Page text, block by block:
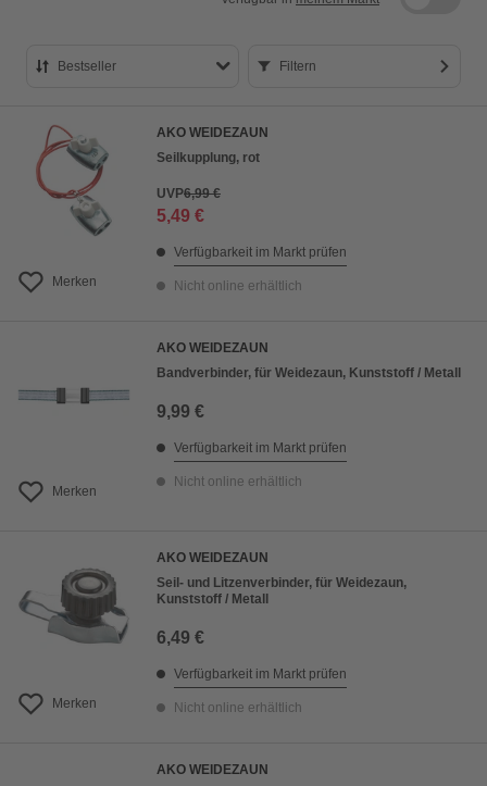
Bestseller
Preis aufsteigend
Preis absteigend
Bewertung
Filtern
Merken
AKO WEIDEZAUN
Seilkupplung, rot
UVP6,99 €
5,49 €
Verfügbarkeit im Markt prüfen
Nicht online erhältlich
Merken
AKO WEIDEZAUN
Bandverbinder, für Weidezaun, Kunststoff / Metall
9,99 €
Verfügbarkeit im Markt prüfen
Nicht online erhältlich
Merken
AKO WEIDEZAUN
Seil- und Litzenverbinder, für Weidezaun,
Kunststoff / Metall
6,49 €
Verfügbarkeit im Markt prüfen
Nicht online erhältlich
AKO WEIDEZAUN